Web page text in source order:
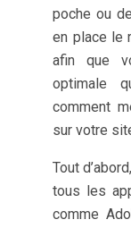
poche ou
en place le
afin que
optimale
comment
sur votre
Tout
tous les
comme